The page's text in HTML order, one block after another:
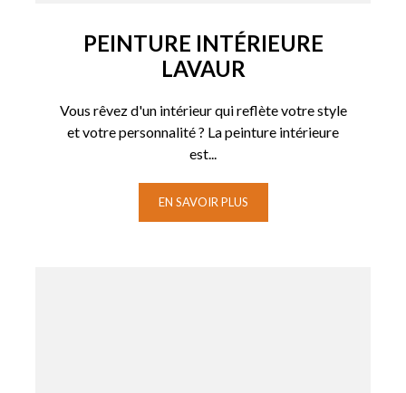
PEINTURE INTÉRIEURE
LAVAUR
Vous rêvez d'un intérieur qui reflète votre style
et votre personnalité ? La peinture intérieure
est...
EN SAVOIR PLUS